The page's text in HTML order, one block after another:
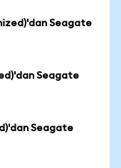
Seagate
Seagate
Seagate